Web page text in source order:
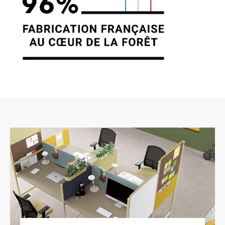
dispositions des articles 38 et suivants de la loi
78-17 du 6 janvier 1978 relative à
l’informatique, aux fichiers et aux libertés, tout
utilisateur dispose d’un droit d’accès, de
rectification et d’opposition aux données
demande écrite et signée, accompagnée
vendue sur un support quelconque à des tiers.
Seule l’hypothèse du rachat de CLEN et de ses
droits permettrait la transmission des dites
informations à l’éventuel acquéreur qui serait à
son tour tenu de la même obligation de
conservation et de modification des données
vis à vis de l’utilisateur du site https://clen.fr. Les
bases de données sont protégées par les
dispositions de la loi du 1er juillet 1998
transposant la directive 96/9 du 11 mars 1996